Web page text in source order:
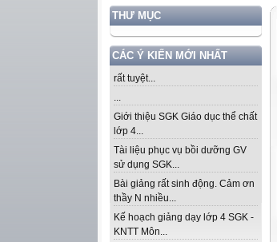
THƯ MỤC
CÁC Ý KIẾN MỚI NHẤT
rất tuyệt...
...
Giới thiệu SGK Giáo dục thể chất
lớp 4...
Tài liệu phục vụ bồi dưỡng GV
sử dụng SGK...
Bài giảng rất sinh động. Cảm ơn
thầy N nhiều...
Kế hoạch giảng dạy lớp 4 SGK -
KNTT Môn...